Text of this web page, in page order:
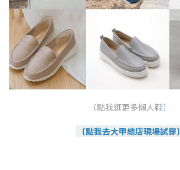
〔點我逛更多懶人鞋〕
〔點我去大甲總店現場試穿〕